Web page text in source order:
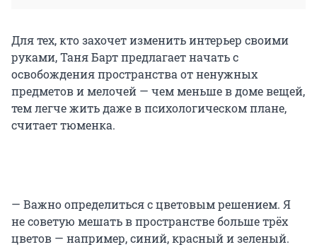
Для тех, кто захочет изменить интерьер своими
руками, Таня Барт предлагает начать с
освобождения пространства от ненужных
предметов и мелочей — чем меньше в доме вещей,
тем легче жить даже в психологическом плане,
считает тюменка.
— Важно определиться с цветовым решением. Я
не советую мешать в пространстве больше трёх
цветов — например, синий, красный и зеленый.